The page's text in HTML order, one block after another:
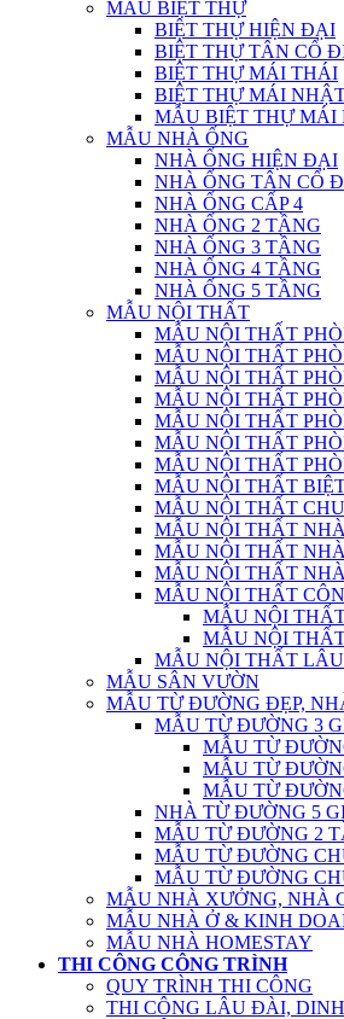
MẪU BIỆT THỰ
BIỆT THỰ HIỆN ĐẠI
BIỆT THỰ TÂN CỔ
BIỆT THỰ MÁI THÁI
BIỆT THỰ MÁI
MẪU BIỆT THỰ MÁI
MẪU NHÀ ỐNG
NHÀ ỐNG HIỆN ĐẠI
NHÀ ỐNG TÂN CỔ
NHÀ ỐNG CẤP 4
NHÀ ỐNG 2 TẦNG
NHÀ ỐNG 3 TẦNG
NHÀ ỐNG 4 TẦNG
NHÀ ỐNG 5 TẦNG
MẪU NỘI THẤT
MẪU NỘI THẤT
MẪU NỘI THẤT
MẪU NỘI THẤT
MẪU NỘI THẤT
MẪU NỘI THẤT
MẪU NỘI THẤT
MẪU NỘI THẤT
MẪU NỘI THẤT
MẪU NỘI THẤT
MẪU NỘI THẤT
MẪU NỘI THẤT
MẪU NỘI THẤT
MẪU NỘI THẤT
MẪU NỘI
MẪU NỘI
MẪU NỘI THẤT
MẪU SÂN VƯỜN
MẪU TỪ ĐƯỜNG ĐẸP,
MẪU TỪ ĐƯỜNG 3
MẪU TỪ
MẪU TỪ
MẪU TỪ
NHÀ TỪ ĐƯỜNG 5
MẪU TỪ ĐƯỜNG 2
MẪU TỪ ĐƯỜNG
MẪU TỪ ĐƯỜNG
MẪU NHÀ XƯỞNG, NHÀ
MẪU NHÀ Ở & KINH
MẪU NHÀ HOMESTAY
THI CÔNG CÔNG TRÌNH
QUY TRÌNH THI CÔNG
THI CÔNG LÂU ĐÀI,